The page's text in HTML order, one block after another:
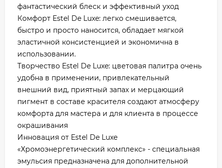
фантастический блеск и эффективный уход
Комфорт Estel De Luxe: легко смешивается,
быстро и просто наносится, обладает мягкой
эластичной консистенцией и экономична в
использовании.
Творчество Estel De Luxe: цветовая палитра очень
удобна в применении, привлекательный
внешний вид, приятный запах и мерцающий
пигмент в составе красителя создают атмосферу
комфорта для мастера и для клиента в процессе
окрашивания
Инновация от Estel De Luxe
«Хромоэнергетический комплекс» - специальная
эмульсия предназначена для дополнительной